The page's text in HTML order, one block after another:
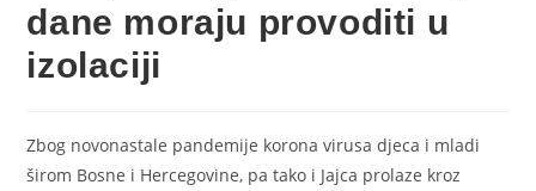
dane moraju provoditi u
izolaciji
Zbog novonastale pandemije korona virusa djeca i mladi
širom Bosne i Hercegovine, pa tako i Jajca prolaze kroz